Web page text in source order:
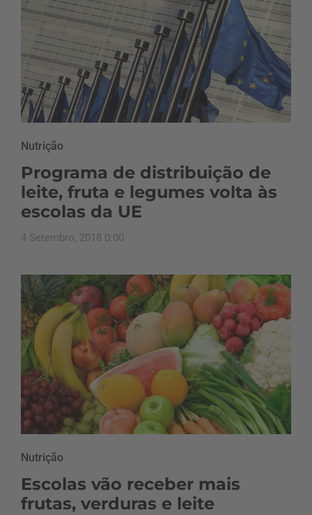
Nutrição
Programa de distribuição de
leite, fruta e legumes volta às
escolas da UE
4 Setembro, 2018 0:00
Nutrição
Escolas vão receber mais
frutas, verduras e leite